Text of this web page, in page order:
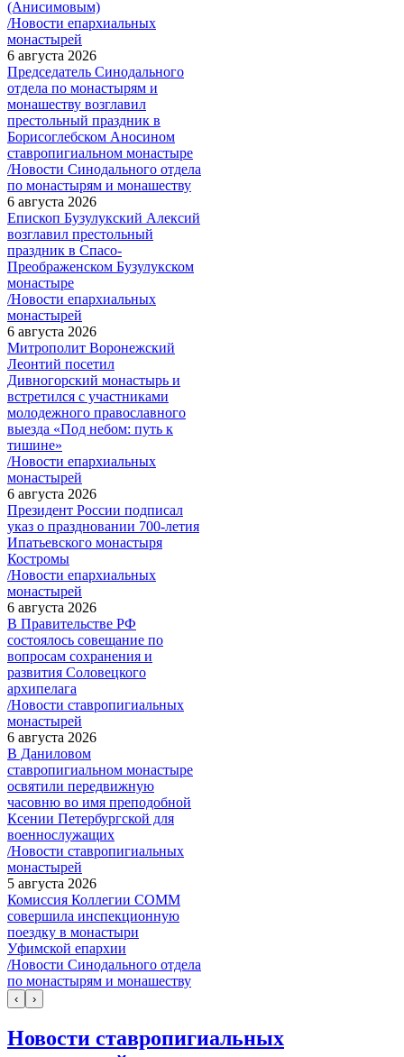
(Анисимовым)
/Новости епархиальных
монастырей
6 августа 2026
Председатель Синодального
отдела по монастырям и
монашеству возглавил
престольный праздник в
Борисоглебском Аносином
ставропигиальном монастыре
/Новости Синодального отдела
по монастырям и монашеству
6 августа 2026
Епископ Бузулукский Алексий
возглавил престольный
праздник в Спасо-
Преображенском Бузулукском
монастыре
/Новости епархиальных
монастырей
6 августа 2026
Митрополит Воронежский
Леонтий посетил
Дивногорский монастырь и
встретился с участниками
молодежного православного
выезда «Под небом: путь к
тишине»
/Новости епархиальных
монастырей
6 августа 2026
Президент России подписал
указ о праздновании 700-летия
Ипатьевского монастыря
Костромы
/Новости епархиальных
монастырей
6 августа 2026
В Правительстве РФ
состоялось совещание по
вопросам сохранения и
развития Соловецкого
архипелага
/Новости ставропигиальных
монастырей
6 августа 2026
В Даниловом
ставропигиальном монастыре
освятили передвижную
часовню во имя преподобной
Ксении Петербургской для
военнослужащих
/Новости ставропигиальных
монастырей
5 августа 2026
Комиссия Коллегии СОММ
совершила инспекционную
поездку в монастыри
Уфимской епархии
/Новости Синодального отдела
по монастырям и монашеству
‹ ›
Новости ставропигиальных